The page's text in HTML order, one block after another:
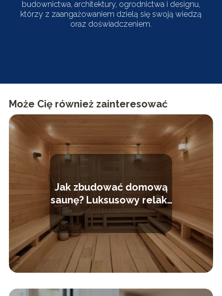
budownictwa, architektury, ogrodnictwa i designu,
którzy z zaangażowaniem dzielą się swoją wiedzą
oraz doświadczeniem.
Może Cię również zainteresować
Jak zbudować domową
saunę? Luksusowy relaks
we własnym domu